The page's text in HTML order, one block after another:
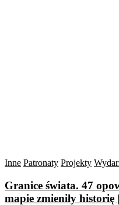
Inne Patronaty Projekty
Granice świata. 47
mapie zmieniły